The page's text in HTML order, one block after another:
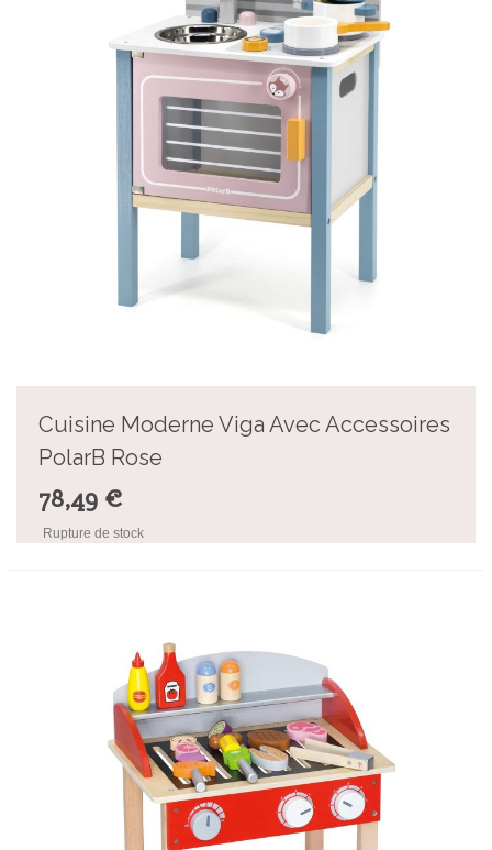
Cuisine Moderne Viga Avec Accessoires
PolarB Rose
78,49 €
Rupture de stock